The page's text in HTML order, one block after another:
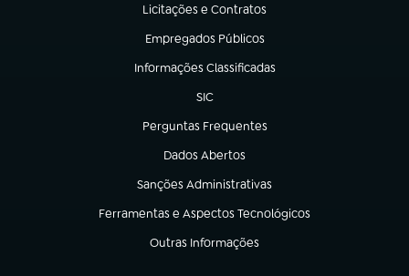
Licitações e Contratos
(abre em nova aba)
Empregados Públicos
(abre em nova aba)
Informações Classificadas
(abre em nova aba)
SIC
(abre em nova aba)
Perguntas Frequentes
(abre em nova aba)
Dados Abertos
(abre em nova aba)
Sanções Administrativas
(abre em nova aba)
Ferramentas e Aspectos Tecnológicos
(abre em nova aba)
Outras Informações
(abre em nova aba)